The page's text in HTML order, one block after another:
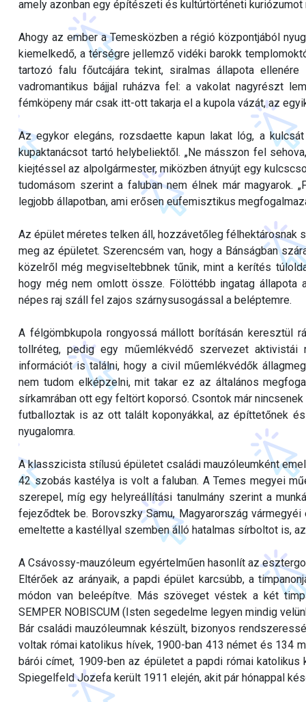
amely azonban egy építészeti és kultúrtörténeti kuriózumot
Ahogy az ember a Temesközben a régió központjából
kiemelkedő, a térségre jellemző vidéki barokk
tartozó falu főutcájára tekint, siralmas állapota
vadromantikus bájjal ruházva fel: a vakolat nagyrészt
fémköpeny már csak itt-ott takarja el a kupola vázát, az
Az egykor elegáns, rozsdaette kapun lakat lóg, a
kupaktanácsot tartó helybeliektől. „Ne másszon fel
kiejtéssel az alpolgármester, miközben átnyújt egy
tudomásom szerint a faluban nem élnek már magyarok.
legjobb állapotban, ami erősen eufemisztikus
Az épület méretes telken áll, hozzávetőleg félhektárosnak
meg az épületet. Szerencsém van, hogy a Bánságban
közelről még megviseltebbnek tűnik, mint a kerítés
hogy még nem omlott össze. Fölöttébb ingatag állapota
népes raj száll fel zajos szárnysusogással a beléptemre.
A félgömbkupola rongyossá mállott borításán keresztül
tollréteg, pedig egy műemlékvédő szervezet aktivistái
információt is találni, hogy a civil műemlékvédők
nem tudom elképzelni, mit takar ez az általános
sírkamrában ott egy feltört koporsó. Csontok már
futballoztak is az ott talált koponyákkal, az építtetőnek
nyugalomra.
A klasszicista stílusú épületet családi mauzóleumként
42 szobás kastélya is volt a faluban. A Temes megyei
szerepel, míg egy helyreállítási tanulmány szerint a
fejeződtek be. Borovszky Samu, Magyarország
emeltette a kastéllyal szemben álló hatalmas sírboltot is,
A Csávossy-mauzóleum egyértelműen hasonlít az
Eltérőek az arányaik, a papdi épület karcsúbb, a
módon van beleépítve. Más szöveget véstek a két
SEMPER NOBISCUM (Isten segedelme legyen mindig
Bár családi mauzóleumnak készült, bizonyos
voltak római katolikus hívek, 1900-ban 413 német és 134
bárói címet, 1909-ben az épületet a papdi római
Spiegelfeld Jozefa került 1911 elején, akit pár hónappal